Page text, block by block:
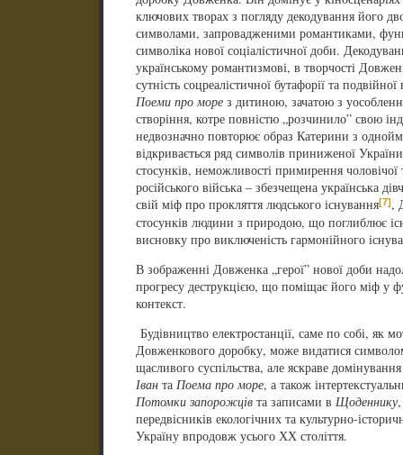
ключових творах з погляду декодування його
символами, запровадженими романтиками,
символіка нової соціалістичної доби.
українському романтизмові, в творчості
сутність соцреалістичної бутафорії та
Поеми про морез дитиною, зачатою з
створіння, котре повністю „розчинило” свою
недвозначно повторює образ Катерини з
відкривається ряд символів приниженої
стосунків, неможливості примирення чоловічої
російського війська – збезчещена українська
свій міф про прокляття людського існування[7],
стосунків людини з природою, що поглиблює
висновку про виключеність гармонійного
В зображенні Довженка „герої” нової доби
прогресу деструкцією, що поміщає його міф у
контекст.
Будівництво електростанції, саме по собі, як
Довженкового доробку, може видатися
щасливого суспільства, але яскраве
Іван та Поема про море, а також
Потомки запорожцівта записами в Щоденнику,
передвісників екологічних та культурно-
Україну впродовж усього ХХ століття.